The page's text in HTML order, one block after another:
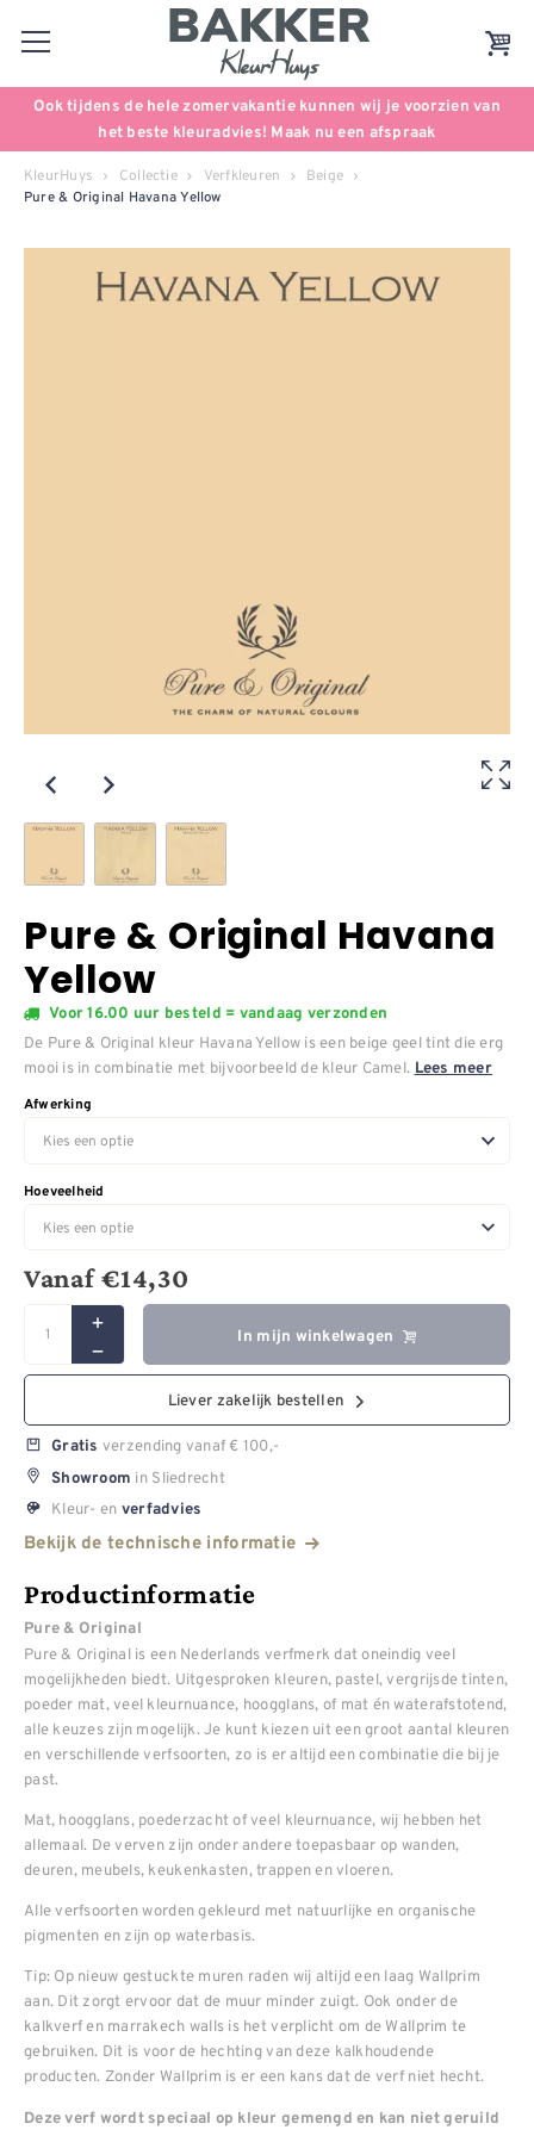
Ook tijdens de hele zomervakantie kunnen wij je voorzien van
het beste kleuradvies! Maak nu een afspraak
KleurHuys Collectie Verfkleuren Beige
Pure & Original Havana Yellow
Pure & Original Havana
Yellow
Voor 16.00 uur besteld = vandaag verzonden
De Pure & Original kleur Havana Yellow is een beige geel tint die erg
mooi is in combinatie met bijvoorbeeld de kleur Camel. Lees meer
Afwerking
Hoeveelheid
Vanaf€14,30
In mijn winkelwagen
Liever zakelijk bestellen
Gratis verzending vanaf € 100,-
Showroom in Sliedrecht
Kleur- en verfadvies
Bekijk de technische informatie
Productinformatie
Pure & Original
Pure & Original is een Nederlands verfmerk dat oneindig veel
mogelijkheden biedt. Uitgesproken kleuren, pastel, vergrijsde tinten,
poeder mat, veel kleurnuance, hoogglans, of mat én waterafstotend,
alle keuzes zijn mogelijk. Je kunt kiezen uit een groot aantal kleuren
en verschillende verfsoorten, zo is er altijd een combinatie die bij je
past.
Mat, hoogglans, poederzacht of veel kleurnuance, wij hebben het
allemaal. De verven zijn onder andere toepasbaar op wanden,
deuren, meubels, keukenkasten, trappen en vloeren.
Alle verfsoorten worden gekleurd met natuurlijke en organische
pigmenten en zijn op waterbasis.
Tip: Op nieuw gestuckte muren raden wij altijd een laag Wallprim
aan. Dit zorgt ervoor dat de muur minder zuigt. Ook onder de
kalkverf en marrakech walls is het verplicht om de Wallprim te
gebruiken. Dit is voor de hechting van deze kalkhoudende
producten. Zonder Wallprim is er een kans dat de verf niet hecht.
Deze verf wordt speciaal op kleur gemengd en kan niet geruild